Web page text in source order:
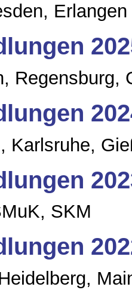
Erlangen
Regensburg,
Karlsruhe,
SKM